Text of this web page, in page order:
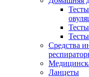
Средства
Ланцеты